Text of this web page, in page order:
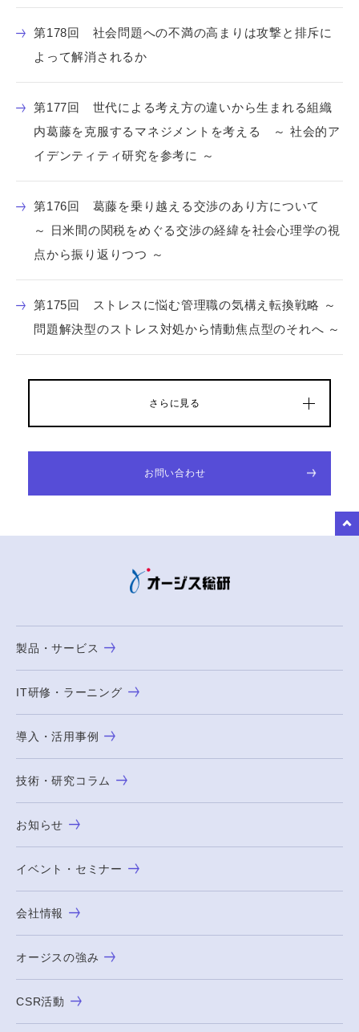
第178回 社会問題への不満の高まりは攻撃と排斥に
よって解消されるか
第177回 世代による考え方の違いから生まれる組織
内葛藤を克服するマネジメントを考える ～ 社会的ア
イデンティティ研究を参考に ～
第176回 葛藤を乗り越える交渉のあり方について
～ 日米間の関税をめぐる交渉の経緯を社会心理学の視
点から振り返りつつ ～
第175回 ストレスに悩む管理職の気構え転換戦略 ～
問題解決型のストレス対処から情動焦点型のそれへ ～
さらに見る
お問い合わせ
製品・サービス
IT研修・ラーニング
導入・活用事例
技術・研究コラム
お知らせ
イベント・セミナー
会社情報
オージスの強み
CSR活動